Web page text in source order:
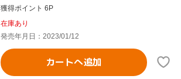
獲得ポイント 6P
在庫あり
発売年月日：2023/01/12
カートへ追加